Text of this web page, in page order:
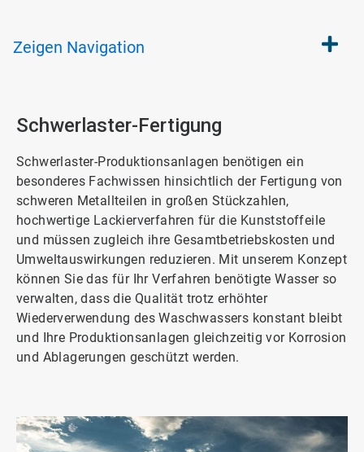
Zeigen Navigation
Schwerlaster-Fertigung
Schwerlaster-Produktionsanlagen benötigen ein
besonderes Fachwissen hinsichtlich der Fertigung von
schweren Metallteilen in großen Stückzahlen,
hochwertige Lackierverfahren für die Kunststoffeile
und müssen zugleich ihre Gesamtbetriebskosten und
Umweltauswirkungen reduzieren. Mit unserem Konzept
können Sie das für Ihr Verfahren benötigte Wasser so
verwalten, dass die Qualität trotz erhöhter
Wiederverwendung des Waschwassers konstant bleibt
und Ihre Produktionsanlagen gleichzeitig vor Korrosion
und Ablagerungen geschützt werden.